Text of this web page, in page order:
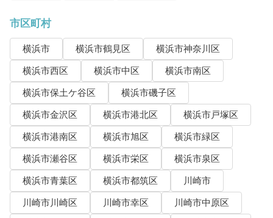
市区町村
横浜市 横浜市鶴見区
横浜市神奈川区
横浜市西区
横浜市中区
横浜市南区
横浜市保土ケ谷区
横浜市磯子区
横浜市金沢区
横浜市港北区
横浜市戸塚区
横浜市港南区
横浜市旭区
横浜市緑区
横浜市瀬谷区
横浜市栄区
横浜市泉区
横浜市青葉区
横浜市都筑区
川崎市
川崎市川崎区
川崎市幸区
川崎市中原区